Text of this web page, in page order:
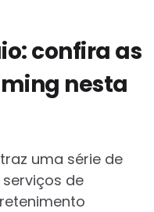
confira as
nesta
uma série de
de